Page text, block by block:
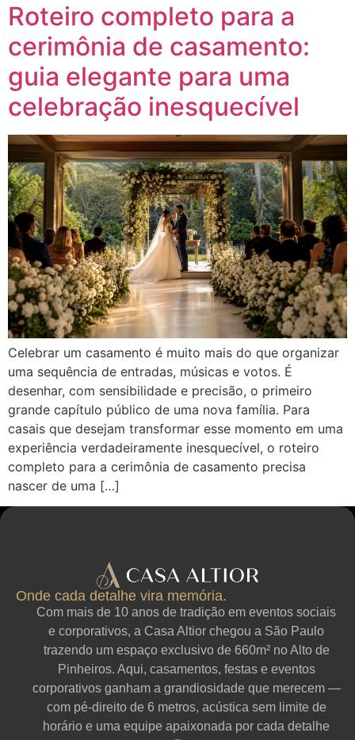
Roteiro completo para a
cerimônia de casamento:
guia elegante para uma
celebração inesquecível
Celebrar um casamento é muito mais do que organizar
uma sequência de entradas, músicas e votos. É
desenhar, com sensibilidade e precisão, o primeiro
grande capítulo público de uma nova família. Para
casais que desejam transformar esse momento em uma
experiência verdadeiramente inesquecível, o roteiro
completo para a cerimônia de casamento precisa
nascer de uma […]
Onde cada detalhe vira memória.
Com mais de 10 anos de tradição em eventos sociais
e corporativos, a Casa Altior chegou a São Paulo
trazendo um espaço exclusivo de 660m² no Alto de
Pinheiros. Aqui, casamentos, festas e eventos
corporativos ganham a grandiosidade que merecem —
com pé-direito de 6 metros, acústica sem limite de
horário e uma equipe apaixonada por cada detalhe